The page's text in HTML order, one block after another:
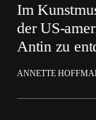
Im
der US-
Antin zu
ANNETTE